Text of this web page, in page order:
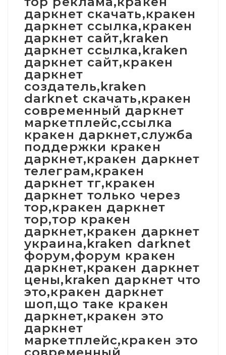
даркнет скачать,кракен
даркнет ссылка,кракен
даркнет сайт,kraken
даркнет ссылка,kraken
даркнет сайт,кракен
даркнет
создатель,kraken
darknet скачать,кракен
современный даркнет
маркетплейс,ссылка
кракен даркнет,служба
поддержки кракен
даркнет,кракен даркнет
телеграм,кракен
даркнет тг,кракен
даркнет только через
тор,кракен даркнет
тор,тор кракен
даркнет,кракен даркнет
украина,kraken darknet
форум,форум кракен
даркнет,кракен даркнет
цены,kraken даркнет что
это,кракен даркнет
шоп,що таке кракен
даркнет,кракен это
даркнет
маркетплейс,кракен это